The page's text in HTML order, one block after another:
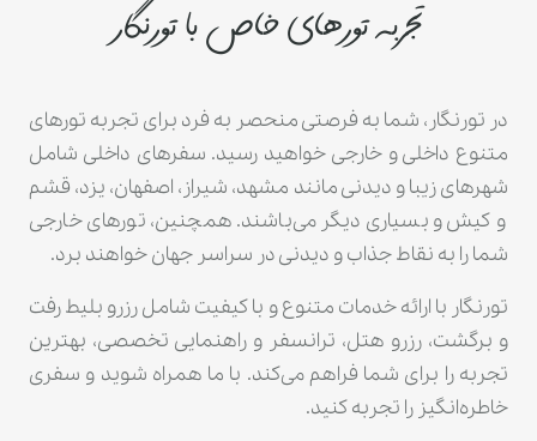
تجربه تورهای خاص با تورنگار
در تورنگار، شما به فرصتی منحصر به فرد برای تجربه تورهای
متنوع داخلی و خارجی خواهید رسید. سفرهای داخلی شامل
شهرهای زیبا و دیدنی مانند مشهد، شیراز، اصفهان، یزد، قشم
و کیش و بسیاری دیگر می‌باشند. همچنین، تورهای خارجی
شما را به نقاط جذاب و دیدنی در سراسر جهان خواهند برد.
تورنگار با ارائه خدمات متنوع و با کیفیت شامل رزرو بلیط رفت
و برگشت، رزرو هتل، ترانسفر و راهنمایی تخصصی، بهترین
تجربه را برای شما فراهم می‌کند. با ما همراه شوید و سفری
خاطره‌انگیز را تجربه کنید.